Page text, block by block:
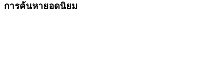
การค้นหายอดนิยม